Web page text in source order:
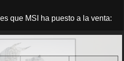
que MSI ha puesto a la venta: